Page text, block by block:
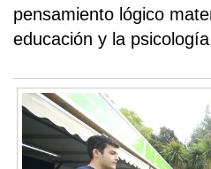
pensamiento lógico
educación y la